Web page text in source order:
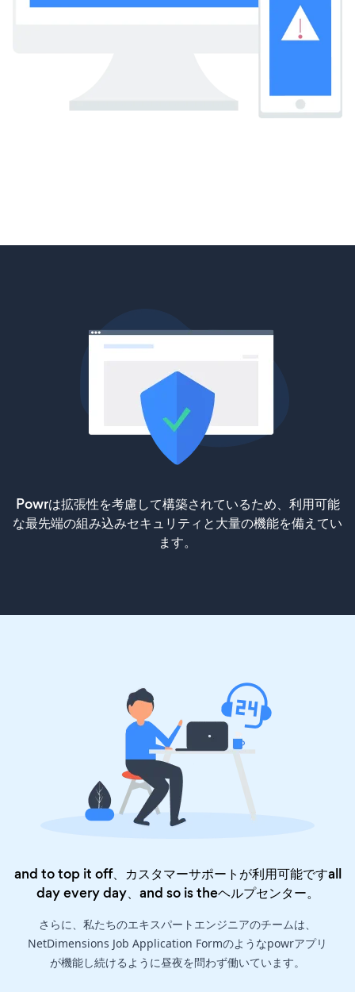
Powrは拡張性を考慮して構築されているため、利用可能
な最先端の組み込みセキュリティと大量の機能を備えてい
ます。
and to top it off、カスタマーサポートが利用可能ですall
day every day、and so is theヘルプセンター。
さらに、私たちのエキスパートエンジニアのチームは、
NetDimensions Job Application Formのようなpowrアプリ
が機能し続けるように昼夜を問わず働いています。